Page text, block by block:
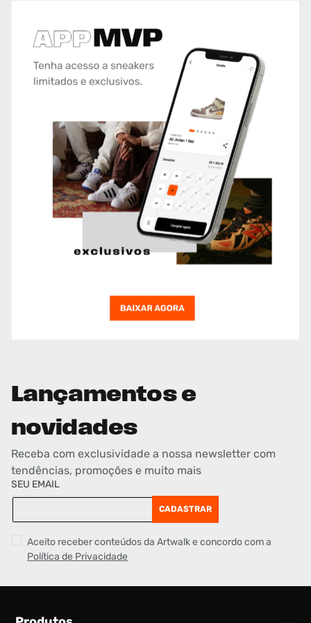
Lançamentos e
novidades
Receba com exclusividade a nossa newsletter com
tendências, promoções e muito mais
SEU EMAIL
CADASTRAR
Aceito receber conteúdos da Artwalk e concordo com a
Política de Privacidade